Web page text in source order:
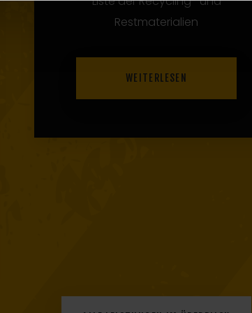
Größen
WEITERLESEN